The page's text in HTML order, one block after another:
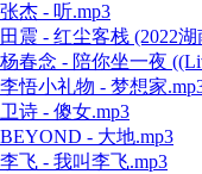
张杰 - 听.mp3
田震 - 红尘客栈 (2022
杨春念 - 陪你坐一夜
李悟小礼物 - 梦想家
卫诗 - 傻女.mp3
BEYOND - 大地.mp3
李飞 - 我叫李飞.mp3